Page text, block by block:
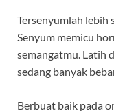
Tersenyumlah lebih
Senyum memicu
semangatmu. Latih
sedang banyak
Berbuat baik pada